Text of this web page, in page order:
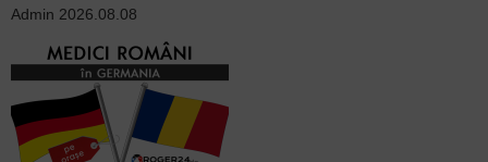
Admin 2026.08.08